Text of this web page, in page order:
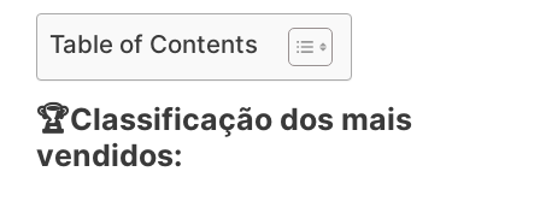
Table of Contents
🏆Classificação dos mais
vendidos: